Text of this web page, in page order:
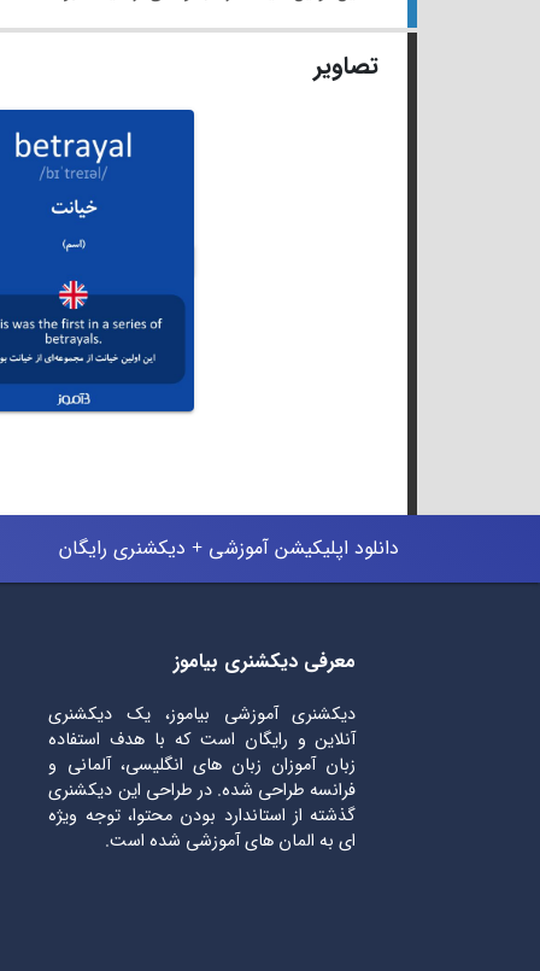
تصاویر
دانلود اپلیکیشن آموزشی + دیکشنری رایگان
معرفی دیکشنری بیاموز
دیکشنری آموزشی بیاموز، یک دیکشنری
آنلاین و رایگان است که با هدف استفاده
زبان آموزان زبان های انگلیسی، آلمانی و
فرانسه طراحی شده. در طراحی این دیکشنری
گذشته از استاندارد بودن محتوا، توجه ویژه
ای به المان های آموزشی شده است.